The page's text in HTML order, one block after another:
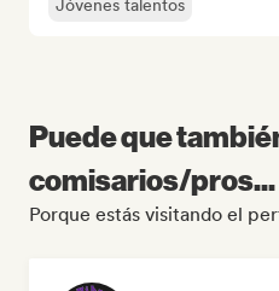
Jóvenes talentos
Puede que
comisarios/pros...
Porque estás visitando el